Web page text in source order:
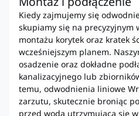
Kiedy zajmujemy się
skupiamy się na precyzyjnym
montażu korytek oraz kratek
wcześniejszym planem.
osadzenie oraz dokładne
kanalizacyjnego lub
temu, odwodnienia liniowe
zarzutu, skutecznie broniąc
przed wodą utrzymującą się